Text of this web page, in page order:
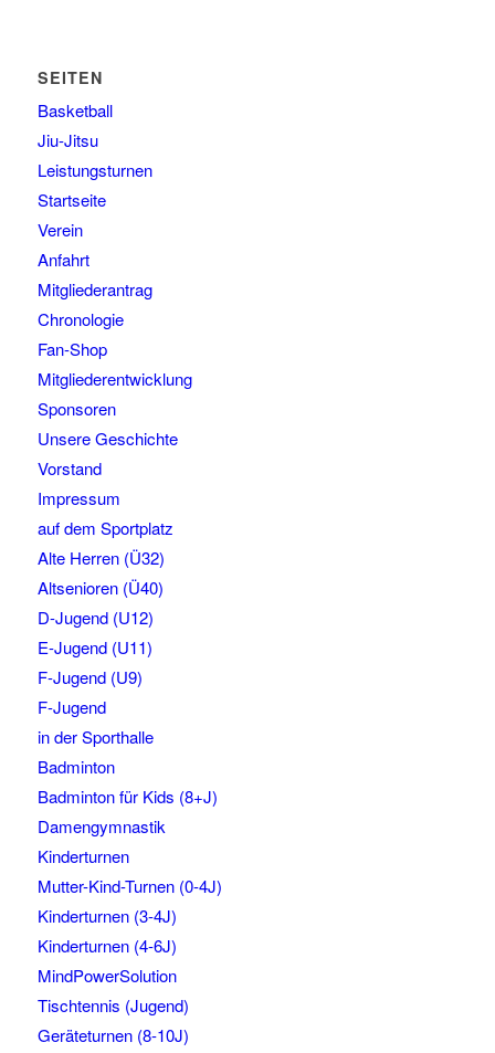
SEITEN
Basketball
Jiu-Jitsu
Leistungsturnen
Startseite
Verein
Anfahrt
Mitgliederantrag
Chronologie
Fan-Shop
Mitgliederentwicklung
Sponsoren
Unsere Geschichte
Vorstand
Impressum
auf dem Sportplatz
Alte Herren (Ü32)
Altsenioren (Ü40)
D-Jugend (U12)
E-Jugend (U11)
F-Jugend (U9)
F-Jugend
in der Sporthalle
Badminton
Badminton für Kids (8+J)
Damengymnastik
Kinderturnen
Mutter-Kind-Turnen (0-4J)
Kinderturnen (3-4J)
Kinderturnen (4-6J)
MindPowerSolution
Tischtennis (Jugend)
Geräteturnen (8-10J)